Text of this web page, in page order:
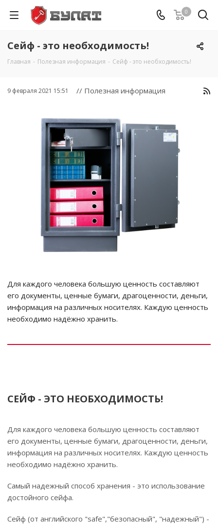
0
Сейф - это необходимость!
Главная - Полезная информация - Сейф - это необходимость!
9 февраля 2021 15:51 // Полезная информация
Для каждого человека большую ценность составляют
его документы, ценные бумаги, драгоценности, деньги,
информация на различных носителях. Каждую ценность
необходимо надёжно хранить.
СЕЙФ - ЭТО НЕОБХОДИМОСТЬ!
Для каждого человека большую ценность составляют
его документы, ценные бумаги, драгоценности, деньги,
информация на различных носителях. Каждую ценность
необходимо надёжно хранить.
Самый надежный способ хранения - это использование
достойного сейфа.
Сейф (от английского "safe","безопасный", "надежный") -